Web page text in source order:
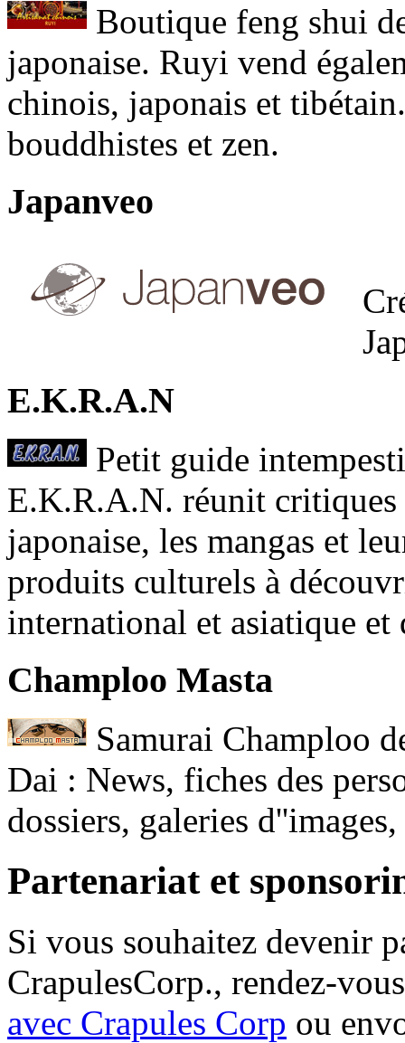
Boutique feng shui
japonaise. Ruyi vend
chinois, japonais et
bouddhistes et zen.
Japanveo
E.K.R.A.N
Petit guide
E.K.R.A.N. réunit
japonaise, les mangas et
produits culturels à
international et asiatique et
Champloo Masta
Samurai Champloo
Dai : News, fiches des
dossiers, galeries
Partenariat et
Si vous souhaitez devenir
CrapulesCorp., rendez-
avec Crapules Corp ou